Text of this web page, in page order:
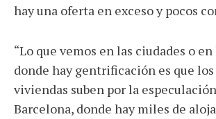
hay una oferta en exceso y pocos
“Lo que vemos en las ciudades o
donde hay gentrificación es que
viviendas suben por la
Barcelona, donde hay miles de